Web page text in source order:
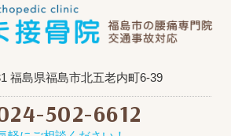
福島県福島市北五老内町6-39
502-6612